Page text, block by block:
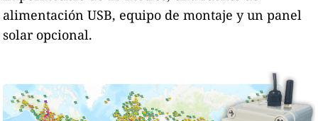
alimentación USB, equipo de montaje y un panel
solar opcional.